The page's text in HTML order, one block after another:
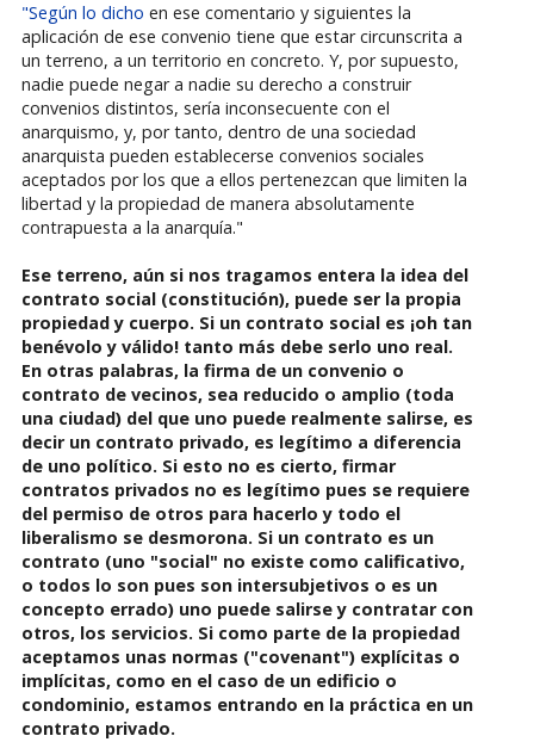
"Según lo dicho en ese comentario y siguientes la
aplicación de ese convenio tiene que estar circunscrita a
un terreno, a un territorio en concreto. Y, por supuesto,
nadie puede negar a nadie su derecho a construir
convenios distintos, sería inconsecuente con el
anarquismo, y, por tanto, dentro de una sociedad
anarquista pueden establecerse convenios sociales
aceptados por los que a ellos pertenezcan que limiten la
libertad y la propiedad de manera absolutamente
contrapuesta a la anarquía."
Ese terreno, aún si nos tragamos entera la idea del
contrato social (constitución), puede ser la propia
propiedad y cuerpo. Si un contrato social es ¡oh tan
benévolo y válido! tanto más debe serlo uno real.
En otras palabras, la firma de un convenio o
contrato de vecinos, sea reducido o amplio (toda
una ciudad) del que uno puede realmente salirse, es
decir un contrato privado, es legítimo a diferencia
de uno político. Si esto no es cierto, firmar
contratos privados no es legítimo pues se requiere
del permiso de otros para hacerlo y todo el
liberalismo se desmorona. Si un contrato es un
contrato (uno "social" no existe como calificativo,
o todos lo son pues son intersubjetivos o es un
concepto errado) uno puede salirse y contratar con
otros, los servicios. Si como parte de la propiedad
aceptamos unas normas ("covenant") explícitas o
implícitas, como en el caso de un edificio o
condominio, estamos entrando en la práctica en un
contrato privado.